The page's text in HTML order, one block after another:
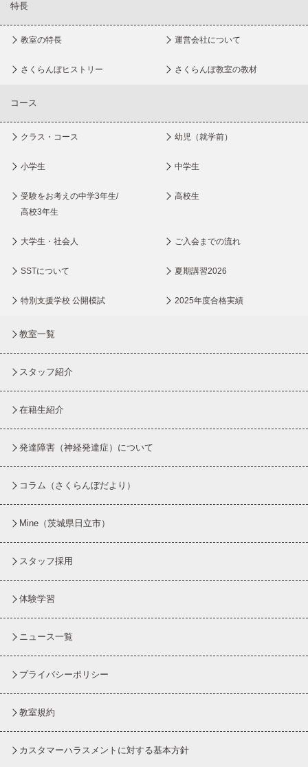
特長
教室の特長 運営会社について
さくらんぼヒストリー さくらんぼ教室の教材
コース
クラス・コース 幼児（就学前）
小学生 中学生
受験をお考えの中学3年生/
高校3年生
高校生
大学生・社会人 ご入会までの流れ
SSTについて 夏期講習2026
特別支援学校 公開模試 2025年度合格実績
教室一覧
スタッフ紹介
在籍生紹介
発達障害（神経発達症）について
コラム （さくらんぼだより）
Mine（茨城県日立市）
スタッフ採用
体験学習
ニュース一覧
プライバシーポリシー
教室規約
カスタマーハラスメントに対する基本方針